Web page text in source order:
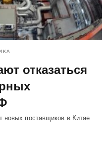
отказаться
новых поставщиков в Китае